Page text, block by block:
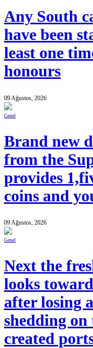
Any South
have been
least one
honours
09 Ağustos, 2026
Genel
Brand new
from the
provides
coins and
09 Ağustos, 2026
Genel
Next the
looks
after losing
shedding on
created